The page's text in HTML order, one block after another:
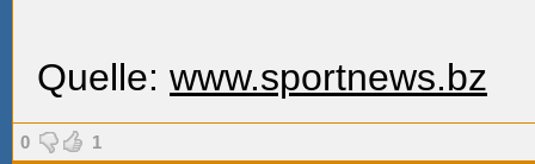
Quelle: www.sportnews.bz
0 1